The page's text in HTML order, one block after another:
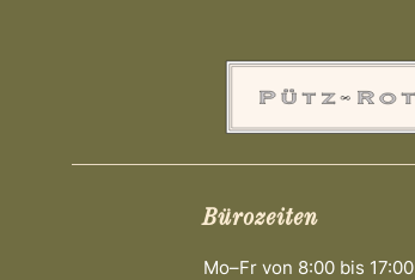
Bürozeiten
Mo–Fr von 8:00 bis